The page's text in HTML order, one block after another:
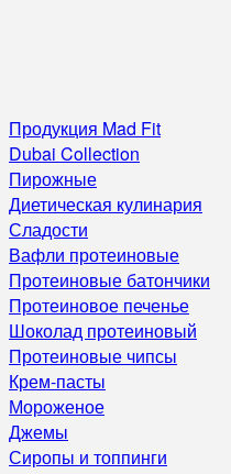
Продукция Mad Fit
Dubai Collection
Пирожные
Диетическая кулинария
Сладости
Вафли протеиновые
Протеиновые батончики
Протеиновое печенье
Шоколад протеиновый
Протеиновые чипсы
Крем-пасты
Мороженое
Джемы
Сиропы и топпинги